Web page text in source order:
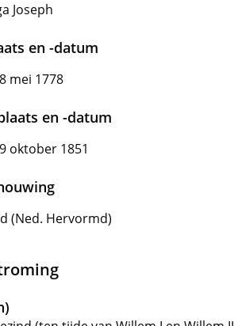
Joseph
en -datum
mei 1778
en -datum
oktober 1851
(Ned. Hervormd)